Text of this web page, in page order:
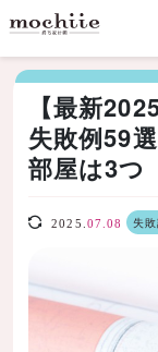
【最新
失敗例59
部屋は3つ
2025. 07.08 失敗